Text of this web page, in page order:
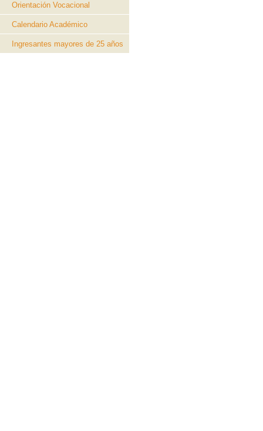
Orientación Vocacional
Calendario Académico
Ingresantes mayores de 25 años